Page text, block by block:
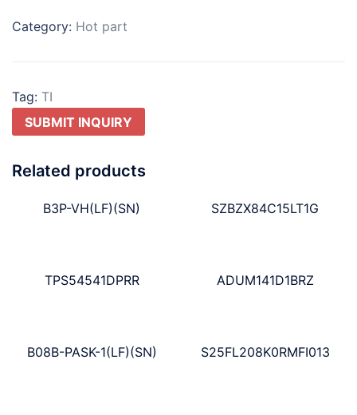
Category: Hot part
Tag: TI
SUBMIT INQUIRY
Related products
B3P-VH(LF)(SN) SZBZX84C15LT1G
TPS54541DPRR ADUM141D1BRZ
B08B-PASK-1(LF)(SN) S25FL208K0RMFI013